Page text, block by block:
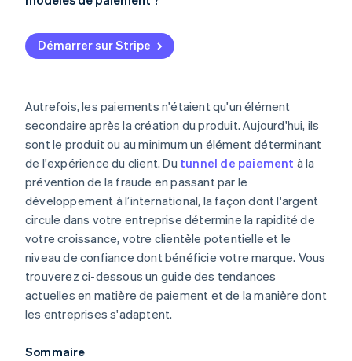
L’IA améliore la détection des fraudes
La réglementation et la collaboration transforment
le marché
l’infrastructure qu’à la monnaie
La flexibilité contribue à améliorer la rétention
Les boutons de paiement express font la grosse
partie du travail
La conception privilégie le mobile
intelligents remplacent la sécurité généralisée
Le paiement en personne se fait sur des appareils
mobiles
Plateformes de paiement unifiées
Plusieurs prestataires de services de paiement
Amélioration de l’architecture de paiement
Démarrer sur Stripe
Autrefois, les paiements n'étaient qu'un élément
secondaire après la création du produit. Aujourd'hui, ils
sont le produit ou au minimum un élément déterminant
de l'expérience du client. Du tunnel de paiement à la
prévention de la fraude en passant par le
développement à l’international, la façon dont l'argent
circule dans votre entreprise détermine la rapidité de
votre croissance, votre clientèle potentielle et le
niveau de confiance dont bénéficie votre marque. Vous
trouverez ci-dessous un guide des tendances
actuelles en matière de paiement et de la manière dont
les entreprises s'adaptent.
Sommaire